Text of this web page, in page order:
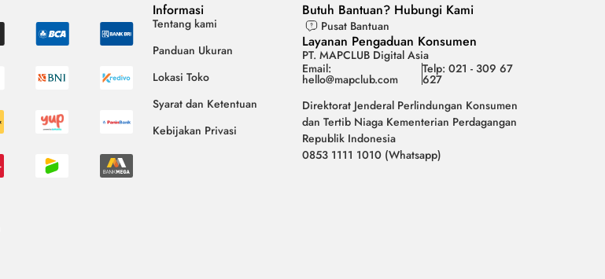
Informasi
Tentang kami
Panduan Ukuran
Lokasi Toko
Syarat dan Ketentuan
Kebijakan Privasi
Butuh Bantuan? Hubungi Kami
Pusat Bantuan
Layanan Pengaduan Konsumen
PT. MAPCLUB Digital Asia
Email:
hello@mapclub.com
Telp: 021 - 309 67
627
Direktorat Jenderal Perlindungan Konsumen
dan Tertib Niaga Kementerian Perdagangan
Republik Indonesia
0853 1111 1010 (Whatsapp)